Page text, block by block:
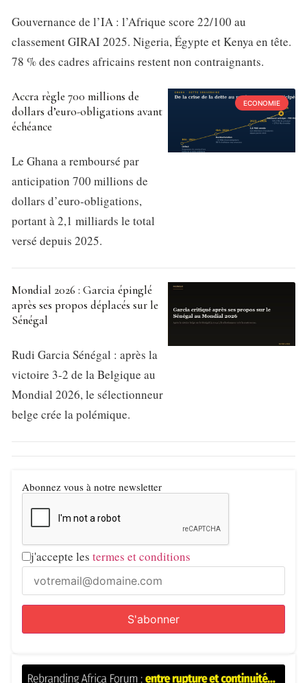
Gouvernance de l’IA : l’Afrique score 22/100 au
classement GIRAI 2025. Nigeria, Égypte et Kenya en tête.
78 % des cadres africains restent non contraignants.
ECONOMIE
Accra règle 700 millions de
dollars d’euro-obligations avant
échéance
Le Ghana a remboursé par
anticipation 700 millions de
dollars d’euro-obligations,
portant à 2,1 milliards le total
versé depuis 2025.
Mondial 2026 : Garcia épinglé
après ses propos déplacés sur le
Sénégal
Rudi Garcia Sénégal : après la
victoire 3-2 de la Belgique au
Mondial 2026, le sélectionneur
belge crée la polémique.
Abonnez vous à notre newsletter
j'accepte les termes et conditions